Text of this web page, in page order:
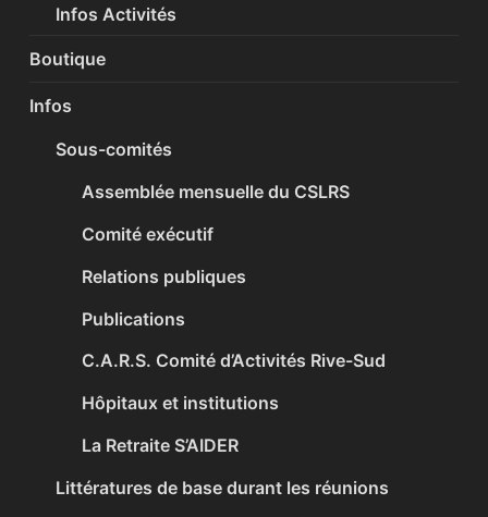
Infos Activités
Boutique
Infos
Sous-comités
Assemblée mensuelle du CSLRS
Comité exécutif
Relations publiques
Publications
C.A.R.S. Comité d’Activités Rive-Sud
Hôpitaux et institutions
La Retraite S’AIDER
Littératures de base durant les réunions